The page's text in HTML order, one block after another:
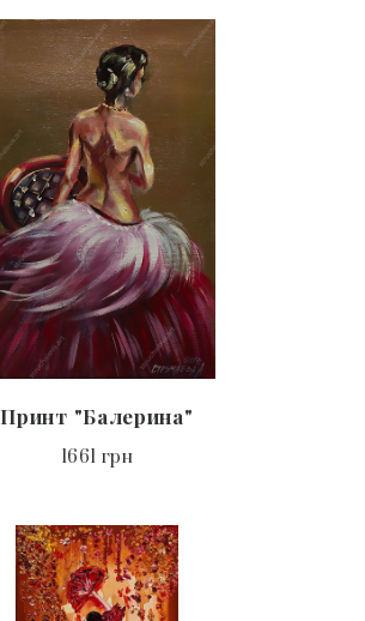
Принт "Балерина"
1661 грн